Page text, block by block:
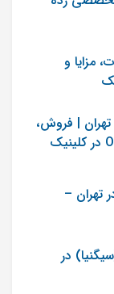
درست‌تری
0
بنده سرفه
که رفتیم
مزایا و
| فروش،
تنظیم و خدمات تخصصی Oticon در کلینیک
تهران –
در